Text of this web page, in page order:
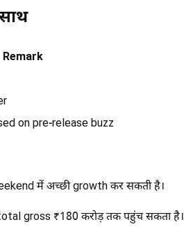
Remark
on pre-release buzz
में अच्छी growth कर सकती है।
gross ₹180 करोड़ तक पहुंच सकता है।